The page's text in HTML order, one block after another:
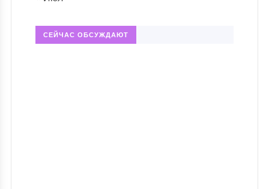
СЕЙЧАС ОБСУЖДАЮТ